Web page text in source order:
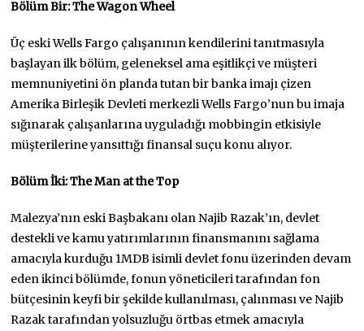
Bölüm Bir: The Wagon Wheel
Üç eski Wells Fargo çalışanının kendilerini tanıtmasıyla
başlayan ilk bölüm, geleneksel ama eşitlikçi ve müşteri
memnuniyetini ön planda tutan bir banka imajı çizen
Amerika Birleşik Devleti merkezli Wells Fargo’nun bu imaja
sığınarak çalışanlarına uyguladığı mobbingin etkisiyle
müşterilerine yansıttığı finansal suçu konu alıyor.
Bölüm İki: The Man at the Top
Malezya’nın eski Başbakanı olan Najib Razak’ın, devlet
destekli ve kamu yatırımlarının finansmanını sağlama
amacıyla kurduğu 1MDB isimli devlet fonu üzerinden devam
eden ikinci bölümde, fonun yöneticileri tarafından fon
bütçesinin keyfi bir şekilde kullanılması, çalınması ve Najib
Razak tarafından yolsuzluğu örtbas etmek amacıyla